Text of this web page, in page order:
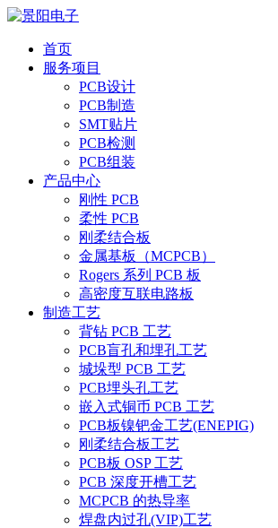
首页
服务项目
PCB设计
PCB制造
SMT贴片
PCB检测
PCB组装
产品中心
刚性 PCB
柔性 PCB
刚柔结合板
金属基板（MCPCB）
Rogers 系列 PCB 板
高密度互联电路板
制造工艺
背钻 PCB 工艺
PCB盲孔和埋孔工艺
城垛型 PCB 工艺
PCB埋头孔工艺
嵌入式铜币 PCB 工艺
PCB板镍钯金工艺(ENEPIG)
刚柔结合板工艺
PCB板 OSP 工艺
PCB 深度开槽工艺
MCPCB 的热导率
焊盘内过孔(VIP)工艺